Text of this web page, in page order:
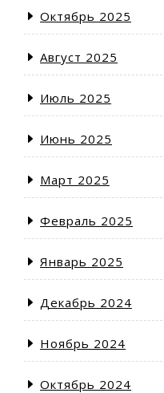
Октябрь 2025
Август 2025
Июль 2025
Июнь 2025
Март 2025
Февраль 2025
Январь 2025
Декабрь 2024
Ноябрь 2024
Октябрь 2024